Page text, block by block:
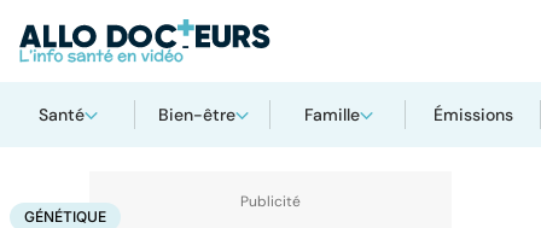
Santé Bien-être Famille Émissions
AccueilFamilleProcréation Génétique
GÉNÉTIQUE